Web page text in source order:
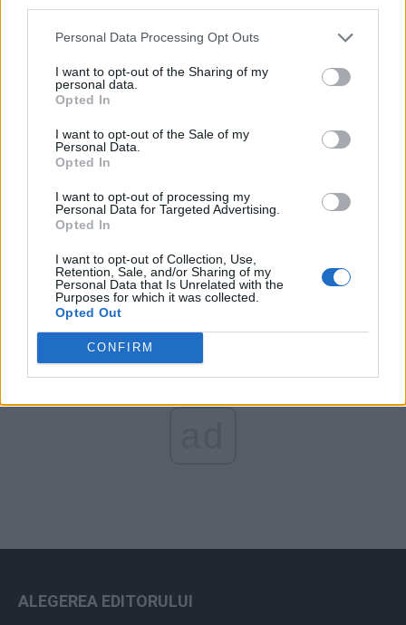
Personal Data Processing Opt Outs
I want to opt-out of the Sharing of my
personal data.
Opted In
I want to opt-out of the Sale of my
Personal Data.
Opted In
I want to opt-out of processing my
Personal Data for Targeted Advertising.
Opted In
I want to opt-out of Collection, Use,
Retention, Sale, and/or Sharing of my
Personal Data that Is Unrelated with the
Purposes for which it was collected.
Opted Out
CONFIRM
Partidul Patrioților (Surugiu)
FAR (Coarnă)
România pe Primul Loc (Ponta)
Altul
Arată rezultatele
ALEGEREA EDITORULUI